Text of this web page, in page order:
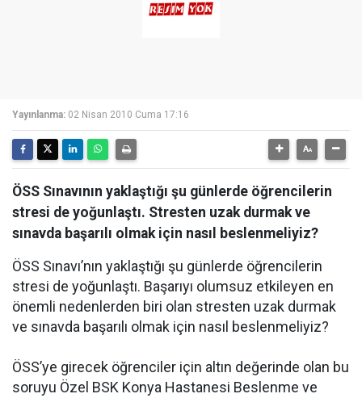
Yayınlanma: 02 Nisan 2010 Cuma 17:16
ÖSS Sınavının yaklaştığı şu günlerde öğrencilerin
stresi de yoğunlaştı. Stresten uzak durmak ve
sınavda başarılı olmak için nasıl beslenmeliyiz?
ÖSS Sınavı’nın yaklaştığı şu günlerde öğrencilerin
stresi de yoğunlaştı. Başarıyı olumsuz etkileyen en
önemli nedenlerden biri olan stresten uzak durmak
ve sınavda başarılı olmak için nasıl beslenmeliyiz?
ÖSS’ye girecek öğrenciler için altın değerinde olan bu
soruyu Özel BSK Konya Hastanesi Beslenme ve